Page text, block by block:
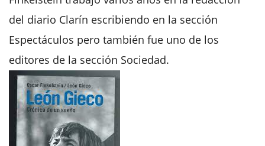
del diario Clarín escribiendo en la sección
Espectáculos pero también fue uno de los
editores de la sección Sociedad.